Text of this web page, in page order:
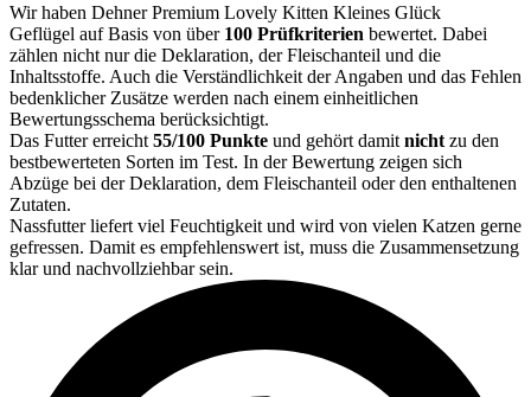
Wir haben Dehner Premium Lovely Kitten Kleines Glück
Geflügel auf Basis von über 100 Prüfkriterien bewertet. Dabei
zählen nicht nur die Deklaration, der Fleischanteil und die
Inhaltsstoffe. Auch die Verständlichkeit der Angaben und das Fehlen
bedenklicher Zusätze werden nach einem einheitlichen
Bewertungsschema berücksichtigt.
Das Futter erreicht 55/100 Punkte und gehört damit nicht zu den
bestbewerteten Sorten im Test. In der Bewertung zeigen sich
Abzüge bei der Deklaration, dem Fleischanteil oder den enthaltenen
Zutaten.
Nassfutter liefert viel Feuchtigkeit und wird von vielen Katzen gerne
gefressen. Damit es empfehlenswert ist, muss die Zusammensetzung
klar und nachvollziehbar sein.